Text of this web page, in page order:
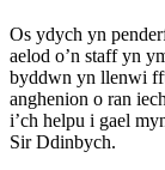
Os ydych yn
aelod o’n staff yn
byddwn yn llenwi
anghenion o ran
i’ch helpu i gael
Sir Ddinbych.